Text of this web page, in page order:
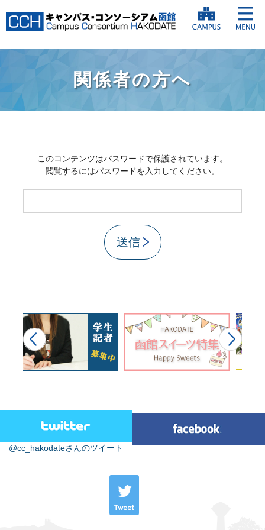
関係者の方へ
このコンテンツはパスワードで保護されています。
閲覧するにはパスワードを入力してください。
送信
@cc_hakodateさんのツイート